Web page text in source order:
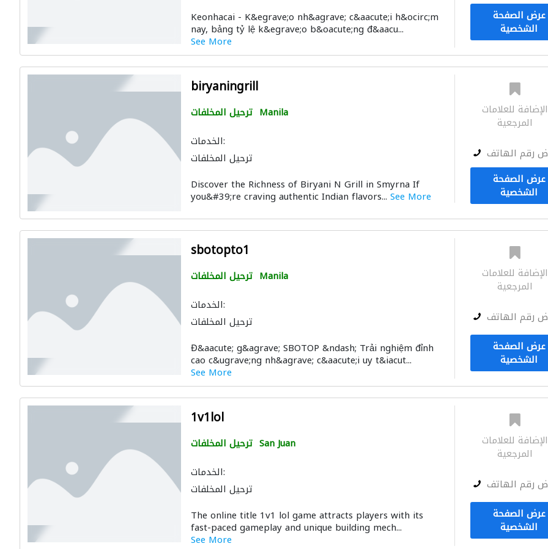
Keonhacai - K&egrave;o nh&agrave; c&aacute;i h&ocirc;m
nay, bảng tỷ lệ k&egrave;o b&oacute;ng đ&aacu...
See More
عرض الصفحة
الشخصية
biryaningrill
ترحيل المخلفات Manila
الخدمات:
ترحيل المخلفات
Discover the Richness of Biryani N Grill in Smyrna If
you&#39;re craving authentic Indian flavors... See More
الإضافة للعلامات
المرجعية
رقم الهاتف
عرض الصفحة
الشخصية
sbotopto1
ترحيل المخلفات Manila
الخدمات:
ترحيل المخلفات
Đ&aacute; g&agrave; SBOTOP &ndash; Trải nghiệm đỉnh
cao c&ugrave;ng nh&agrave; c&aacute;i uy t&iacut...
See More
الإضافة للعلامات
المرجعية
رقم الهاتف
عرض الصفحة
الشخصية
1v1lol
ترحيل المخلفات San Juan
الخدمات:
ترحيل المخلفات
The online title 1v1 lol game attracts players with its
fast-paced gameplay and unique building mech...
See More
الإضافة للعلامات
المرجعية
رقم الهاتف
عرض الصفحة
الشخصية